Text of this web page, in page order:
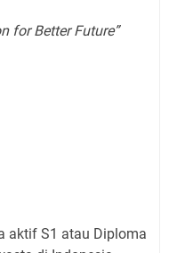
for Better Future”
aktif S1 atau Diploma